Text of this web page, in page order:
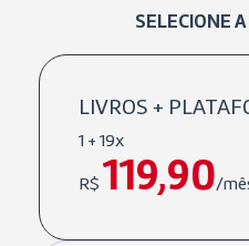
SELECIONE
LIVROS +
1 + 19x
R$ 119,90/